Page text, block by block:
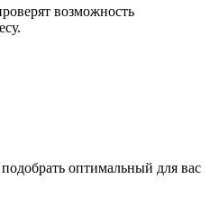
возможность
оптимальный для вас